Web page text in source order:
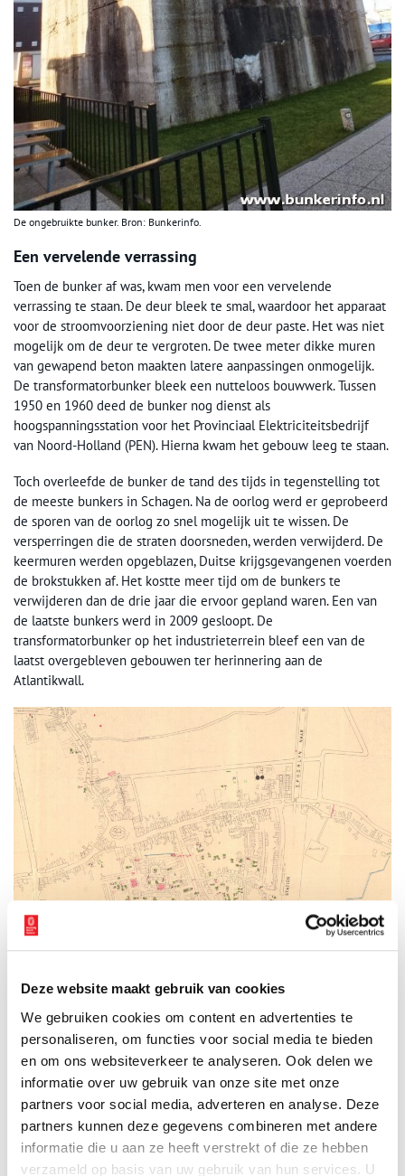
Deze website maakt gebruik van cookies
We gebruiken cookies om content en advertenties te
personaliseren, om functies voor social media te bieden
en om ons websiteverkeer te analyseren. Ook delen we
informatie over uw gebruik van onze site met onze
partners voor social media, adverteren en analyse. Deze
partners kunnen deze gegevens combineren met andere
informatie die u aan ze heeft verstrekt of die ze hebben
verzameld op basis van uw gebruik van hun services. U
De ongebruikte bunker. Bron: Bunkerinfo.
Een vervelende verrassing
Toen de bunker af was, kwam men voor een vervelende
verrassing te staan. De deur bleek te smal, waardoor het apparaat
voor de stroomvoorziening niet door de deur paste. Het was niet
mogelijk om de deur te vergroten. De twee meter dikke muren
van gewapend beton maakten latere aanpassingen onmogelijk.
De transformatorbunker bleek een nutteloos bouwwerk. Tussen
1950 en 1960 deed de bunker nog dienst als
hoogspanningsstation voor het Provinciaal Elektriciteitsbedrijf
van Noord-Holland (PEN). Hierna kwam het gebouw leeg te staan.
Toch overleefde de bunker de tand des tijds in tegenstelling tot
de meeste bunkers in Schagen. Na de oorlog werd er geprobeerd
de sporen van de oorlog zo snel mogelijk uit te wissen. De
versperringen die de straten doorsneden, werden verwijderd. De
keermuren werden opgeblazen, Duitse krijgsgevangenen voerden
de brokstukken af. Het kostte meer tijd om de bunkers te
verwijderen dan de drie jaar die ervoor gepland waren. Een van
de laatste bunkers werd in 2009 gesloopt. De
transformatorbunker op het industrieterrein bleef een van de
laatst overgebleven gebouwen ter herinnering aan de
Atlantikwall.
Detail van de bunkerkaart, die gemaakt was voor het opruimen van de bunkers in
de periode 1945 – 1948. De roze vlakken zijn bunkers, een groene omlijsting
geeft aan dat ze met zand en aarde waren bekleed. Bron: Regionaal Archief
Alkmaar.
Een betonnen blikvanger
Tot 2016 bleef het gebouw met de te kleine deur, inmiddels
bestempeld tot Rijksmonument, buiten gebruik. Totdat iemand